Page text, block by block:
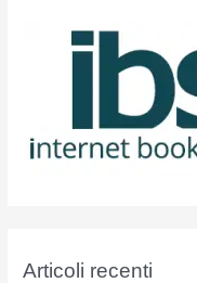
Articoli recenti